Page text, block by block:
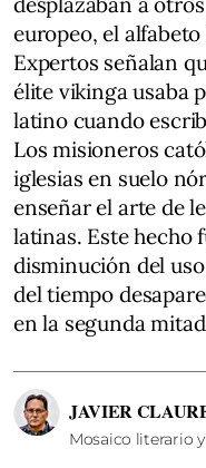
europeo, el
Expertos señalan
élite vikinga usaba
latino cuando
Los misioneros
iglesias en suelo
enseñar el arte de
latinas. Este hecho
disminución del
del tiempo
en la segunda
JAVIER
Mosaico literario